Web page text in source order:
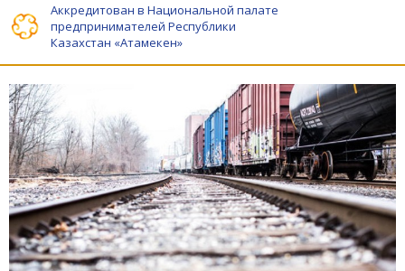
Аккредитован в Национальной палате
предпринимателей Республики
Казахстан «Атамекен»